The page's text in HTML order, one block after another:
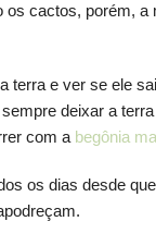
cactos, porém,
terra e ver se ele
deixar a
com a begônia
os dias desde